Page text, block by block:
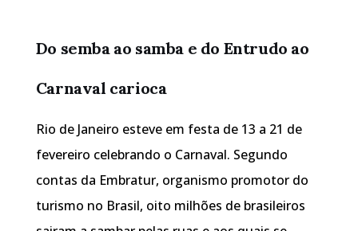
Do semba ao samba e do Entrudo ao
Carnaval carioca
Rio de Janeiro esteve em festa de 13 a 21 de
fevereiro celebrando o Carnaval. Segundo
contas da Embratur, organismo promotor do
turismo no Brasil, oito milhões de brasileiros